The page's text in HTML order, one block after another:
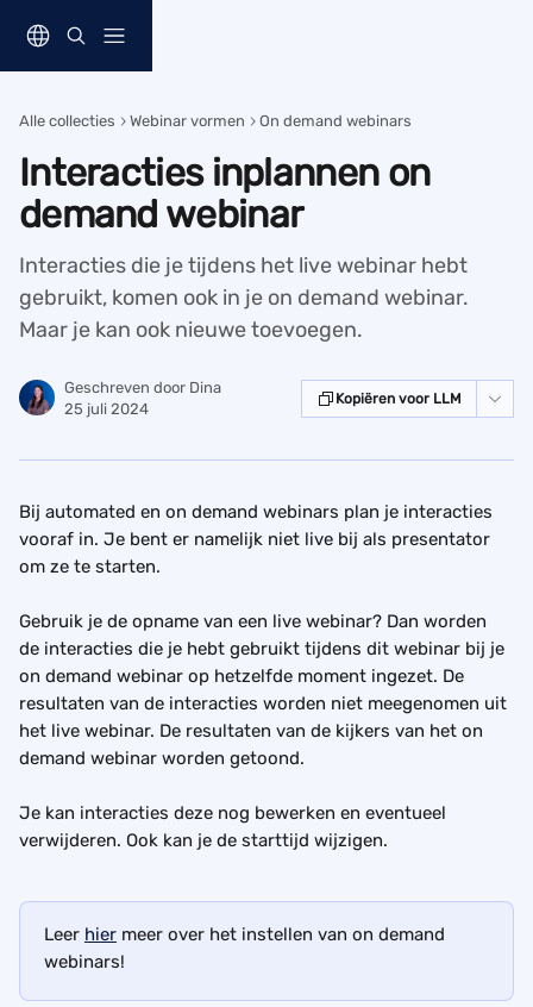
Alle collecties Webinar vormen On demand webinars
Interacties inplannen on
demand webinar
Interacties die je tijdens het live webinar hebt
gebruikt, komen ook in je on demand webinar.
Maar je kan ook nieuwe toevoegen.
Geschreven door Dina
25 juli 2024
Kopiëren voor LLM
Bij automated en on demand webinars plan je interacties
vooraf in. Je bent er namelijk niet live bij als presentator
om ze te starten.
Gebruik je de opname van een live webinar? Dan worden
de interacties die je hebt gebruikt tijdens dit webinar bij je
on demand webinar op hetzelfde moment ingezet. De
resultaten van de interacties worden niet meegenomen uit
het live webinar. De resultaten van de kijkers van het on
demand webinar worden getoond.
Je kan interacties deze nog bewerken en eventueel
verwijderen. Ook kan je de starttijd wijzigen.
Leer hier meer over het instellen van on demand
webinars!